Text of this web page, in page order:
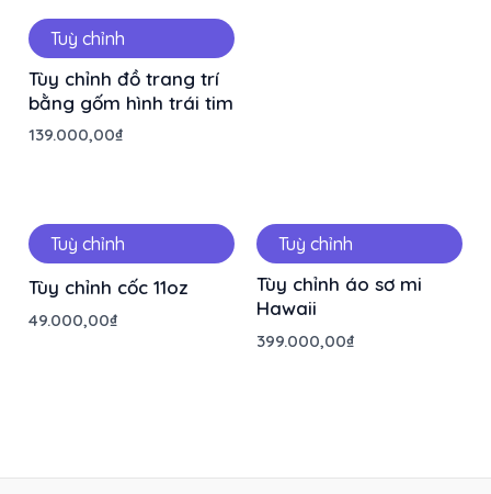
Tuỳ chỉnh
Tùy chỉnh đồ trang trí
bằng gốm hình trái tim
139.000,00₫
Tuỳ chỉnh
Tùy chỉnh cốc 11oz
49.000,00₫
Tuỳ chỉnh
Tùy chỉnh áo sơ mi
Hawaii
399.000,00₫